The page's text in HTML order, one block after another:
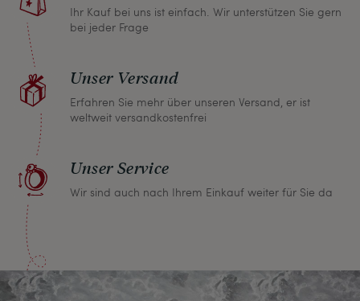
Ihr Kauf bei uns ist einfach. Wir unterstützen Sie gern
bei jeder Frage
Unser Versand
Erfahren Sie mehr über unseren Versand, er ist
weltweit versandkostenfrei
Unser Service
Wir sind auch nach Ihrem Einkauf weiter für Sie da